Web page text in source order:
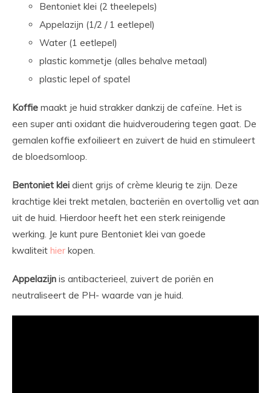
Bentoniet klei (2 theelepels)
Appelazijn (1/2 / 1 eetlepel)
Water (1 eetlepel)
plastic kommetje (alles behalve metaal)
plastic lepel of spatel
Koffie maakt je huid strakker dankzij de cafeïne. Het is
een super anti oxidant die huidveroudering tegen gaat. De
gemalen koffie exfoilieert en zuivert de huid en stimuleert
de bloedsomloop.
Bentoniet klei dient grijs of crème kleurig te zijn. Deze
krachtige klei trekt metalen, bacteriën en overtollig vet aan
uit de huid. Hierdoor heeft het een sterk reinigende
werking. Je kunt pure Bentoniet klei van goede
kwaliteit hier kopen.
Appelazijn is antibacterieel, zuivert de poriën en
neutraliseert de PH- waarde van je huid.